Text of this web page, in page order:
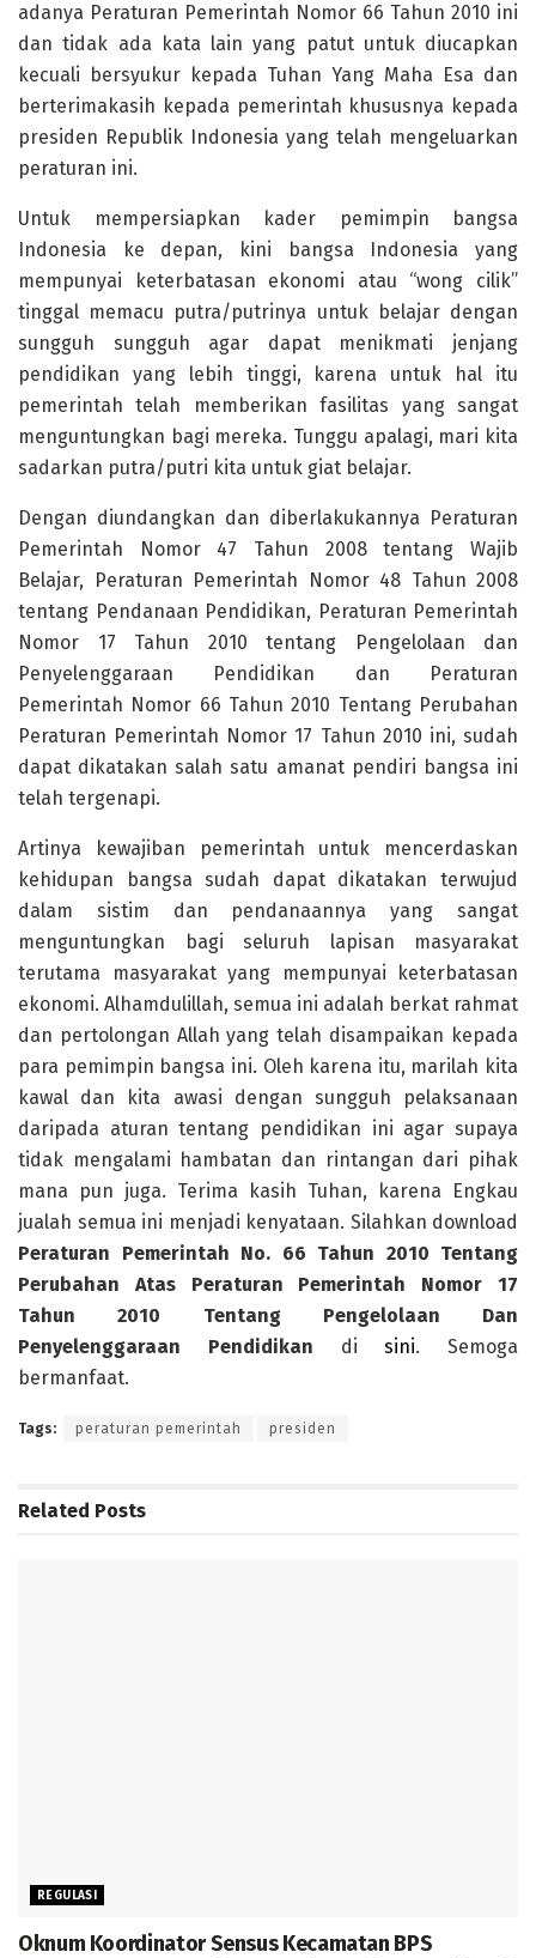
adanya Peraturan Pemerintah Nomor 66 Tahun 2010 ini
dan tidak ada kata lain yang patut untuk diucapkan
kecuali bersyukur kepada Tuhan Yang Maha Esa dan
berterimakasih kepada pemerintah khususnya kepada
presiden Republik Indonesia yang telah mengeluarkan
peraturan ini.
Untuk mempersiapkan kader pemimpin bangsa
Indonesia ke depan, kini bangsa Indonesia yang
mempunyai keterbatasan ekonomi atau “wong cilik”
tinggal memacu putra/putrinya untuk belajar dengan
sungguh sungguh agar dapat menikmati jenjang
pendidikan yang lebih tinggi, karena untuk hal itu
pemerintah telah memberikan fasilitas yang sangat
menguntungkan bagi mereka. Tunggu apalagi, mari kita
sadarkan putra/putri kita untuk giat belajar.
Dengan diundangkan dan diberlakukannya Peraturan
Pemerintah Nomor 47 Tahun 2008 tentang Wajib
Belajar, Peraturan Pemerintah Nomor 48 Tahun 2008
tentang Pendanaan Pendidikan, Peraturan Pemerintah
Nomor 17 Tahun 2010 tentang Pengelolaan dan
Penyelenggaraan Pendidikan dan Peraturan
Pemerintah Nomor 66 Tahun 2010 Tentang Perubahan
Peraturan Pemerintah Nomor 17 Tahun 2010 ini, sudah
dapat dikatakan salah satu amanat pendiri bangsa ini
telah tergenapi.
Artinya kewajiban pemerintah untuk mencerdaskan
kehidupan bangsa sudah dapat dikatakan terwujud
dalam sistim dan pendanaannya yang sangat
menguntungkan bagi seluruh lapisan masyarakat
terutama masyarakat yang mempunyai keterbatasan
ekonomi. Alhamdulillah, semua ini adalah berkat rahmat
dan pertolongan Allah yang telah disampaikan kepada
para pemimpin bangsa ini. Oleh karena itu, marilah kita
kawal dan kita awasi dengan sungguh pelaksanaan
daripada aturan tentang pendidikan ini agar supaya
tidak mengalami hambatan dan rintangan dari pihak
mana pun juga. Terima kasih Tuhan, karena Engkau
jualah semua ini menjadi kenyataan. Silahkan download
Peraturan Pemerintah No. 66 Tahun 2010 Tentang
Perubahan Atas Peraturan Pemerintah Nomor 17
Tahun 2010 Tentang Pengelolaan Dan
Penyelenggaraan Pendidikan disini. Semoga
bermanfaat.
Tags: peraturan pemerintah presiden
Related Posts
REGULASI
Oknum Koordinator Sensus Kecamatan BPS